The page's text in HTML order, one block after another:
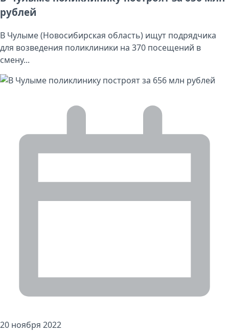
рублей
В Чулыме (Новосибирская область) ищут подрядчика
для возведения поликлиники на 370 посещений в
смену...
20 ноября 2022